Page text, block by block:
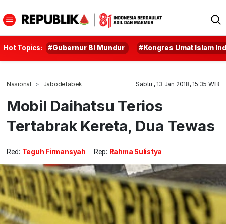
Hot Topics: #Gubernur BI Mundur #Kongres Umat Islam
Nasional Jabodetabek Sabtu , 13 Jan 2018, 15:35 WIB
Mobil Daihatsu Terios
Tertabrak Kereta, Dua Tewas
Red: Teguh Firmansyah Rep: Rahma Sulistya